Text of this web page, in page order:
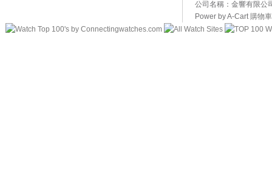
公司名稱：金響有限公
Power by A-Cart購物車